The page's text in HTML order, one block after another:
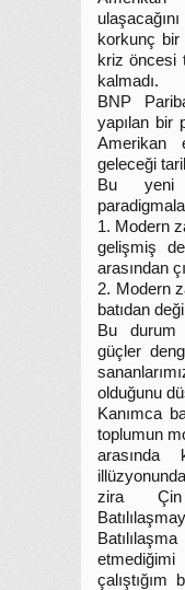
korkunç
kriz öncesi
kalmadı.
BNP
yapılan bir
Amerikan
geleceği
Bu yeni
1. Modern
gelişmiş
arasından
2. Modern
batıdan
Bu durum
güçler
olduğunu
Kanımca
toplumun
arasında
zira Çin
çalıştığım